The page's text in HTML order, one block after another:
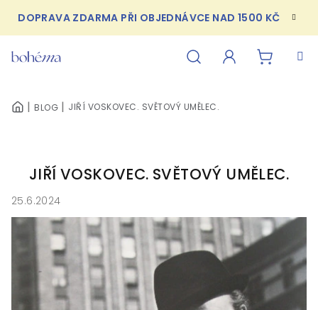
obsah
DOPRAVA ZDARMA PŘI OBJEDNÁVCE NAD 1500 KČ
DOMŮBLOG JIŘÍ VOSKOVEC. SVĚTOVÝ UMĚLEC.
JIŘÍ VOSKOVEC. SVĚTOVÝ UMĚLEC.
25.6.2024